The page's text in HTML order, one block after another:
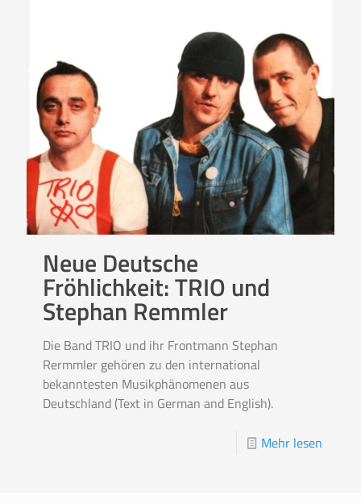
Neue Deutsche
Fröhlichkeit: TRIO und
Stephan Remmler
Die Band TRIO und ihr Frontmann Stephan
Rermmler gehören zu den international
bekanntesten Musikphänomenen aus
Deutschland (Text in German and English).
Mehr lesen